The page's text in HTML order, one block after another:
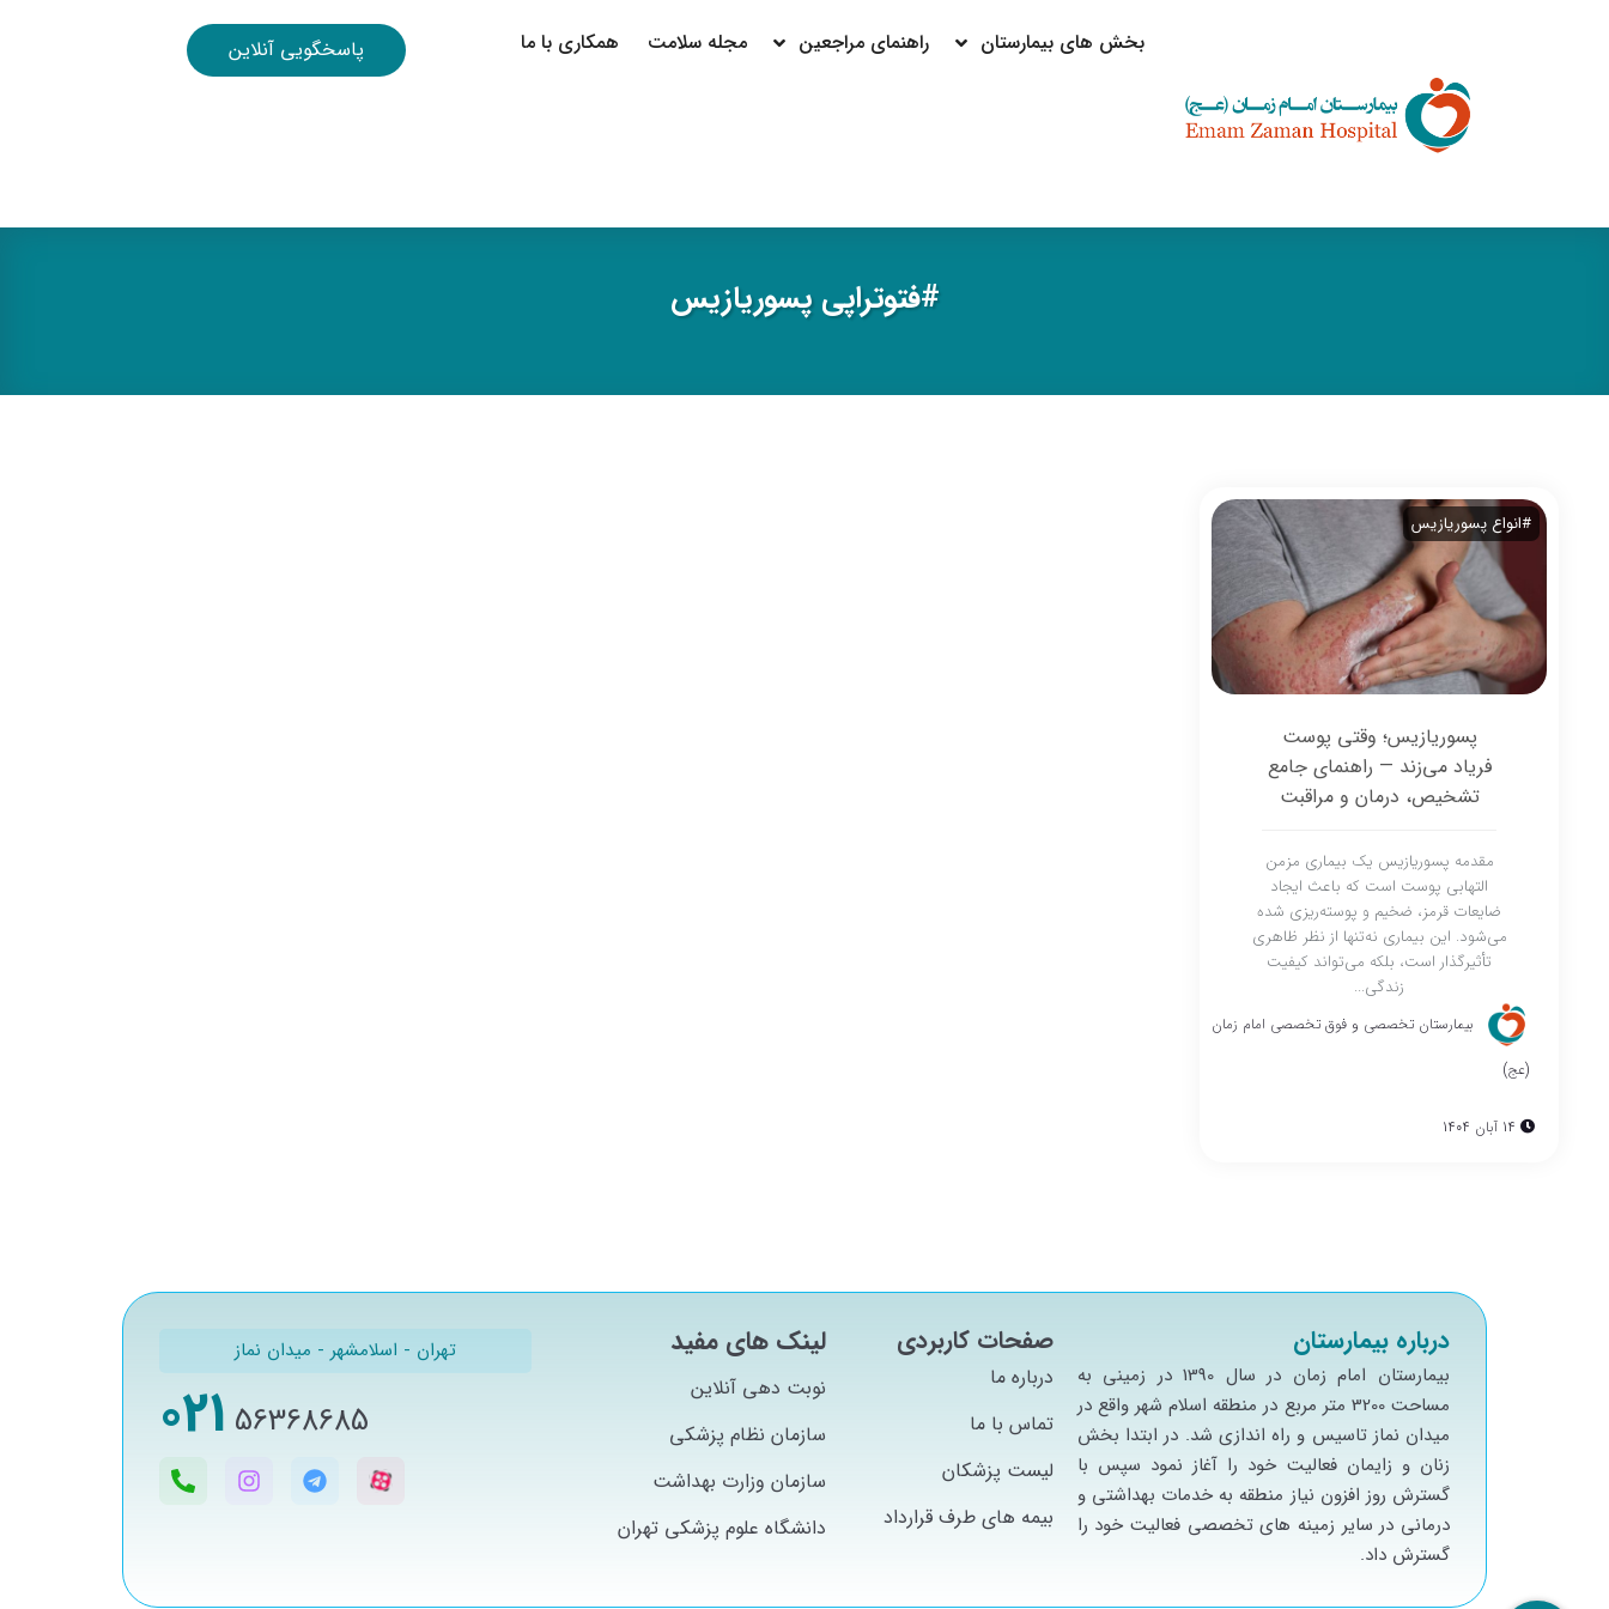
بخش های بیمارستان راهنمای مراجعین مجله سلامت همکاری با ما پاسخگویی آنلاین
#فتوتراپی پسوریازیس
#انواع پسوریازیس #بیماری پوستی پسوریازیس
پسوریازیس؛ وقتی پوست
فریاد می‌زند — راهنمای جامع
تشخیص، درمان و مراقبت
مقدمه پسوریازیس یک بیماری مزمن
التهابی پوست است که باعث ایجاد
ضایعات قرمز، ضخیم و پوسته‌ریزی شده
می‌شود. این بیماری نه‌تنها از نظر ظاهری
تأثیرگذار است، بلکه می‌تواند کیفیت
زندگی...
بیمارستان تخصصی و فوق تخصصی امام زمان
(عج)
درباره بیمارستان
بيمارستان امام زمان در سال 1390 در زميني به
مساحت 3200 متر مربع در منطقه اسلام شهر واقع در
ميدان نماز تاسيس و راه اندازي شد. در ابتدا بخش
زنان و زايمان فعاليت خود را آغاز نمود سپس با
گسترش روز افزون نياز منطقه به خدمات بهداشتي و
درماني در ساير زمينه هاي تخصصي فعاليت خود را
گسترش داد.
صفحات کاربردی
درباره ما
تماس با ما
لیست پزشکان
بیمه های طرف قرارداد
لینک های مفید
نوبت دهی آنلاین
سازمان نظام پزشکی
سازمان وزارت بهداشت
دانشگاه علوم پزشکی تهران
تهران - اسلامشهر - میدان نماز
56368685
021